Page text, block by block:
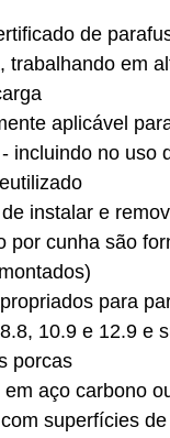
de
trabalhando em
aplicável
incluindo no uso
instalar e
por cunha são
para
10.9 e 12.9 e
porcas
aço carbono
superfícies